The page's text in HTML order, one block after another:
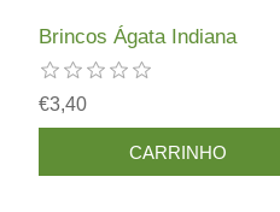
Brincos Ágata Indiana
€3,40